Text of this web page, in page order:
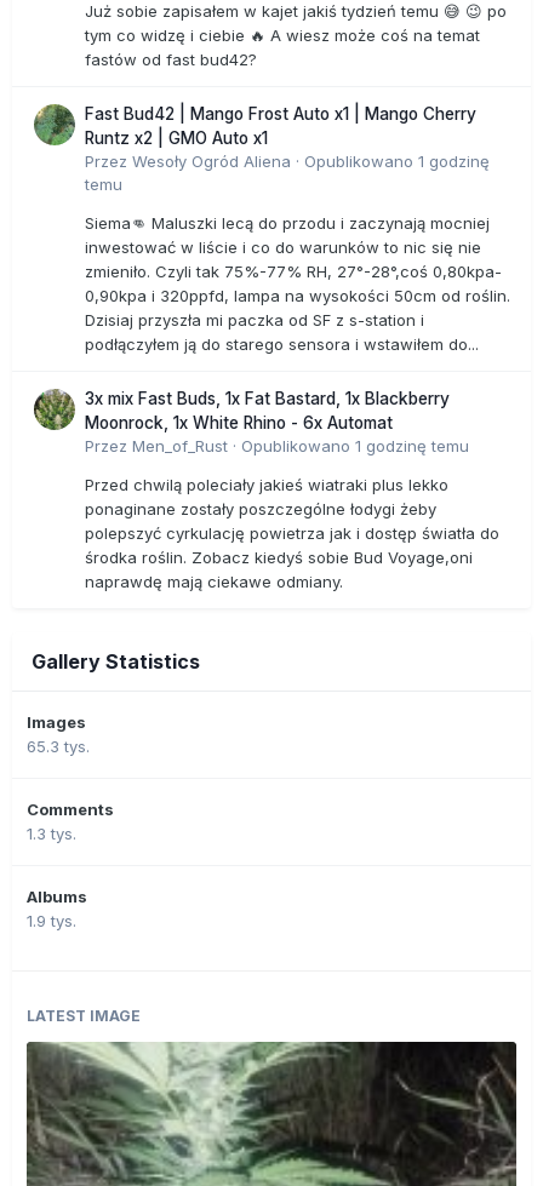
Już sobie zapisałem w kajet jakiś tydzień temu 😅 😉 po
tym co widzę i ciebie 🔥 A wiesz może coś na temat
fastów od fast bud42?
Fast Bud42 | Mango Frost Auto x1 | Mango Cherry
Runtz x2 | GMO Auto x1
Przez Wesoły Ogród Aliena · Opublikowano 1 godzinę
temu
Siema👊 Maluszki lecą do przodu i zaczynają mocniej
inwestować w liście i co do warunków to nic się nie
zmieniło. Czyli tak 75%-77% RH, 27°-28°,coś 0,80kpa-
0,90kpa i 320ppfd, lampa na wysokości 50cm od roślin.
Dzisiaj przyszła mi paczka od SF z s-station i
podłączyłem ją do starego sensora i wstawiłem do...
3x mix Fast Buds, 1x Fat Bastard, 1x Blackberry
Moonrock, 1x White Rhino - 6x Automat
Przez Men_of_Rust · Opublikowano 1 godzinę temu
Przed chwilą poleciały jakieś wiatraki plus lekko
ponaginane zostały poszczególne łodygi żeby
polepszyć cyrkulację powietrza jak i dostęp światła do
środka roślin. Zobacz kiedyś sobie Bud Voyage,oni
naprawdę mają ciekawe odmiany.
Gallery Statistics
Images
65.3 tys.
Comments
1.3 tys.
Albums
1.9 tys.
LATEST IMAGE